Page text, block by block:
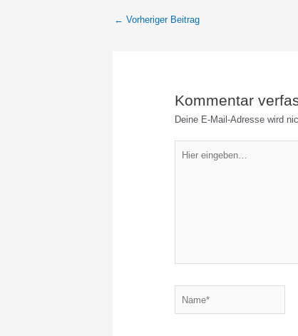
Beitragsnavigation
← Vorheriger Beitrag
Kommentar
Deine E-Mail-Adresse wird
eingeben…